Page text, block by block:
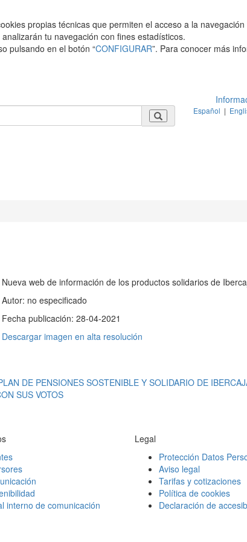
propias técnicas que permiten el acceso a la
tu navegación con fines estadísticos.
pulsando en el botón “CONFIGURAR”. Para conocer más
Español |
Nueva web de información de los productos solidarios de
Autor: no especificado
Fecha publicación:28-04-2021
Descargar imagen en alta resolución
DE PENSIONES SOSTENIBLE Y SOLIDARIO DE
SUS VOTOS
interno de comunicación
Legal
Protección Datos
Aviso legal
Tarifas y cotizaciones
Política de cookies
Declaración de